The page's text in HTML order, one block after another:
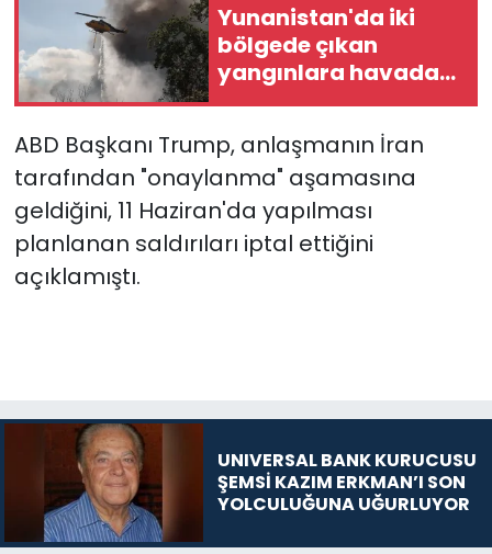
Yunanistan'da iki
bölgede çıkan
yangınlara havadan
ve karadan
müdahale ediliyor
ABD Başkanı Trump, anlaşmanın İran
tarafından "onaylanma" aşamasına
geldiğini, 11 Haziran'da yapılması
planlanan saldırıları iptal ettiğini
açıklamıştı.
UNIVERSAL BANK KURUCUSU
ŞEMSİ KAZIM ERKMAN’I SON
YOLCULUĞUNA UĞURLUYOR